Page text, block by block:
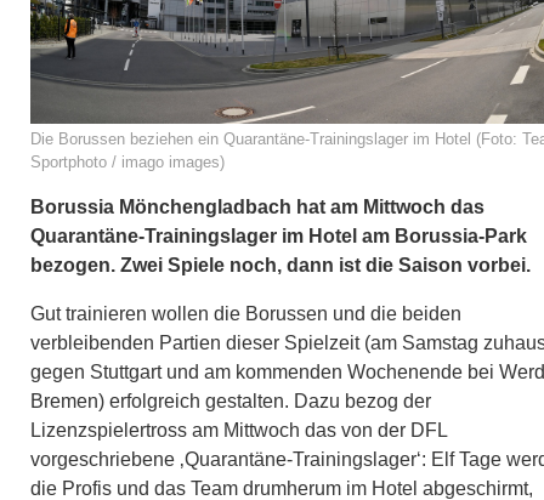
Die Borussen beziehen ein Quarantäne-Trainingslager im Hotel (Foto:
Sportphoto / imago images)
Borussia Mönchengladbach hat am Mittwoch das
Quarantäne-Trainingslager im Hotel am Borussia-Park
bezogen. Zwei Spiele noch, dann ist die Saison vorbei.
Gut trainieren wollen die Borussen und die beiden
verbleibenden Partien dieser Spielzeit (am Samstag
gegen Stuttgart und am kommenden Wochenende bei
Bremen) erfolgreich gestalten. Dazu bezog der
Lizenzspielertross am Mittwoch das von der DFL
vorgeschriebene ‚Quarantäne-Trainingslager‘: Elf Tage
die Profis und das Team drumherum im Hotel abgeschirmt,